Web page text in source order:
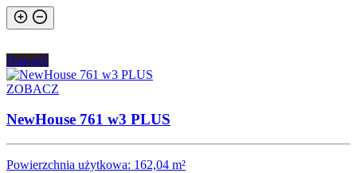
Nowość
ZOBACZ
NewHouse 761 w3 PLUS
Powierzchnia użytkowa: 162,04 m²